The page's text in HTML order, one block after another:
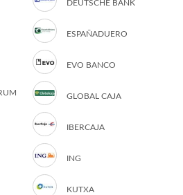
DEUTSCHE BANK
ESPAÑADUERO
EVO BANCO
GLOBAL CAJA
IBERCAJA
ING
KUTXA